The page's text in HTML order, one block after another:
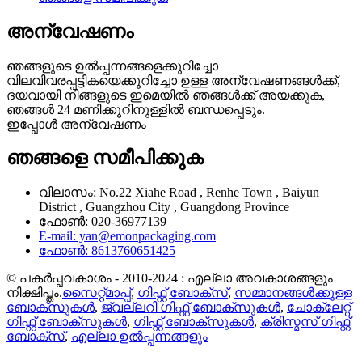
അന്വേഷണം
ഞങ്ങളുടെ ഉൽപ്പന്നങ്ങളെക്കുറിച്ചോ
വിലവിവരപ്പട്ടികയെക്കുറിച്ചോ ഉള്ള അന്വേഷണങ്ങൾക്ക്,
ദയവായി നിങ്ങളുടെ ഇമെയിൽ ഞങ്ങൾക്ക് അയക്കുക,
ഞങ്ങൾ 24 മണിക്കൂറിനുള്ളിൽ ബന്ധപ്പെടും.
ഇപ്പോൾ അന്വേഷണം
ഞങ്ങളെ സമീപിക്കുക
വിലാസം: No.22 Xiahe Road , Renhe Town , Baiyun
District , Guangzhou City , Guangdong Province
ഫോൺ: 020-36977139
E-mail: yan@emonpackaging.com
ഫോൺ: 8613760651425
© പകർപ്പവകാശം - 2010-2024 : എല്ലാ അവകാശങ്ങളും
നിക്ഷിപ്തം.സൈറ്റ്മാപ്പ്, ഗിഫ്റ്റ് ബോക്സ്, സമ്മാനങ്ങൾക്കുള്ള
ബോക്സുകൾ, ജ്വല്ലറി ഗിഫ്റ്റ് ബോക്സുകൾ, ചോക്ലേറ്റ്
ഗിഫ്റ്റ് ബോക്സുകൾ, ഗിഫ്റ്റ് ബോക്സുകൾ, ക്രിസ്മസ് ഗിഫ്റ്റ്
ബോക്സ്, എല്ലാ ഉൽപ്പന്നങ്ങളും